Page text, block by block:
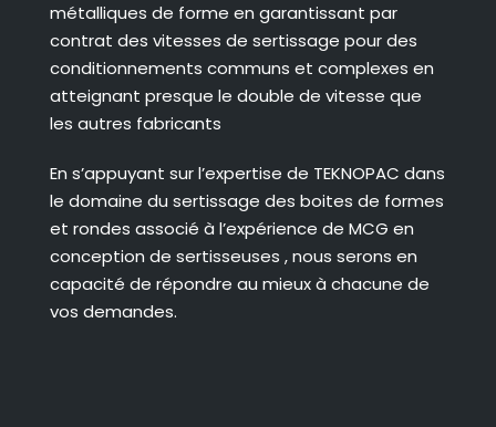
métalliques de forme en garantissant par
contrat des vitesses de sertissage pour des
conditionnements communs et complexes en
atteignant presque le double de vitesse que
les autres fabricants
En s’appuyant sur l’expertise de TEKNOPAC dans
le domaine du sertissage des boites de formes
et rondes associé à l’expérience de MCG en
conception de sertisseuses , nous serons en
capacité de répondre au mieux à chacune de
vos demandes.